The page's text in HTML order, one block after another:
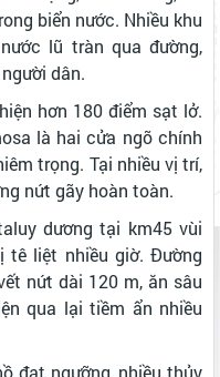
biển nước. Nhiều khu
lũ tràn qua đường,
dân.
hơn 180 điểm sạt lở.
là hai cửa ngõ chính
trọng. Tại nhiều vị trí,
nứt gãy hoàn toàn.
dương tại km45 vùi
tê liệt nhiều giờ. Đường
nứt dài 120 m, ăn sâu
qua lại tiềm ẩn nhiều
đạt ngưỡng, nhiều thủy